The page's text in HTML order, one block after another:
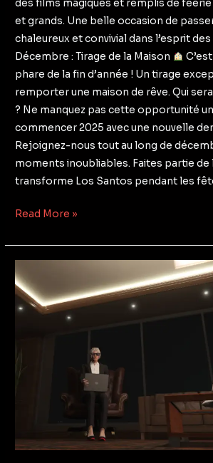
des films magiques et remplis de
et grands. Une belle occasion de
chaleureux et convivial dans l’esprit
Décembre : Tirage de la Maison
phare de la fin d’année ! Un tirage
remporter une maison de rêve. Qui
? Ne manquez pas cette opportunité
commencer 2025 avec une nouvelle
Rejoignez-nous tout au long de
moments inoubliables. Faites partie de
transforme Los Santos pendant les
Read More »
Fallon
Lisa
Strauss
interprète
de
Bodo
et